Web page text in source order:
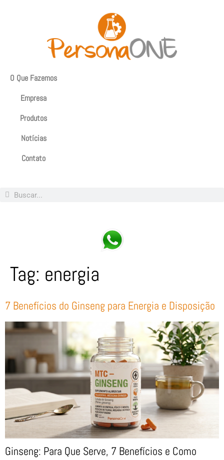
O Que Fazemos
Empresa
Produtos
Notícias
Contato
Tag: energia
7 Benefícios do Ginseng para Energia e Disposição
Ginseng: Para Que Serve, 7 Benefícios e Como